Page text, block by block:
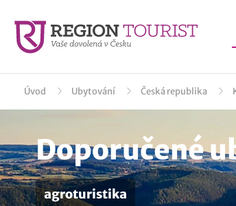
Úvod Ubytování Česká republika
Doporučené
agroturistika